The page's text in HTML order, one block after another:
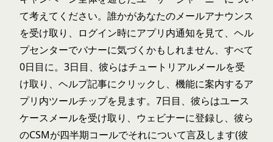
て考えてください。誰かがあなたのメールアナウンス
を受け取り、ログイン時にアプリ内通知を見て、ヘル
プセンターでバナーに気づくかもしれません、すべて
0日目に。3日目、彼らはチュートリアルメールを受
け取り、ヘルプ記事にクリックし、機能に案内するア
プリ内ツールチップを見ます。7日目、彼らはユース
ケースメールを受け取り、ウェビナーに登録し、彼ら
のCSMが四半期コールでそれについて言及します(彼